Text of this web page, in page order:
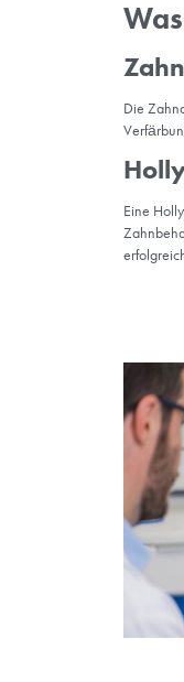
Die